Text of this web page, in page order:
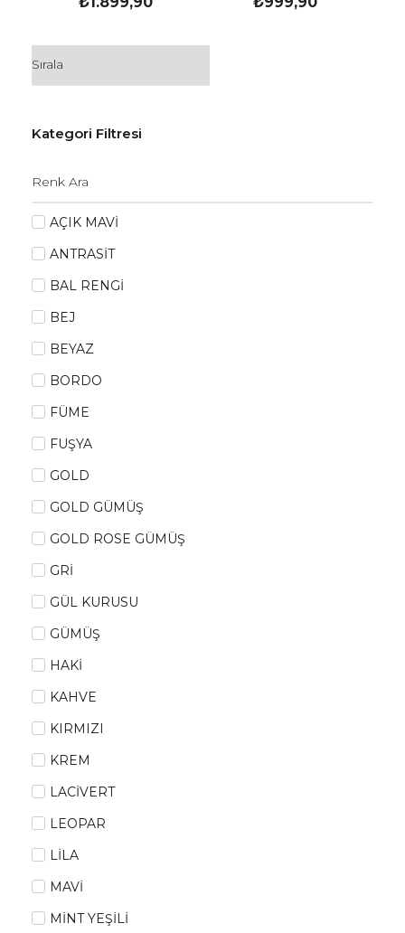
Kategori Filtresi
AÇIK MAVİ
ANTRASİT
BAL RENGİ
BEJ
BEYAZ
BORDO
FÜME
FUŞYA
GOLD
GOLD GÜMÜŞ
GOLD ROSE GÜMÜŞ
GRİ
GÜL KURUSU
GÜMÜŞ
HAKİ
KAHVE
KIRMIZI
KREM
LACİVERT
LEOPAR
LİLA
MAVİ
MİNT YEŞİLİ